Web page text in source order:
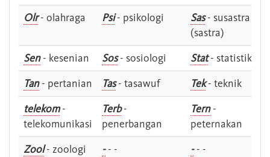
Olr- olahraga Psi- psikologi Sas- susastra -
(sastra)
Sen- kesenian Sos- sosiologi Stat- statistik
Tan- pertanian Tas- tasawuf Tek- teknik
telekom-
telekomunikasi
Terb-
penerbangan
Tern-
peternakan
Zool- zoologi -- - -- -